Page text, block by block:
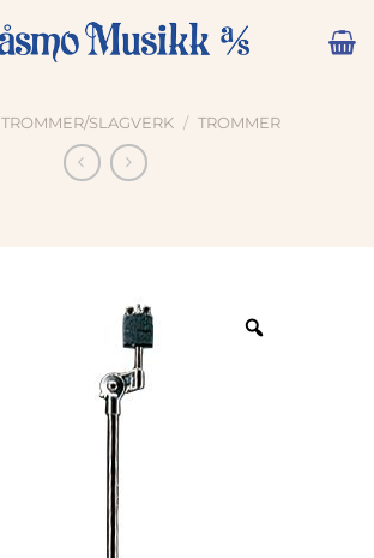
TROMMER/SLAGVERK / TROMMER